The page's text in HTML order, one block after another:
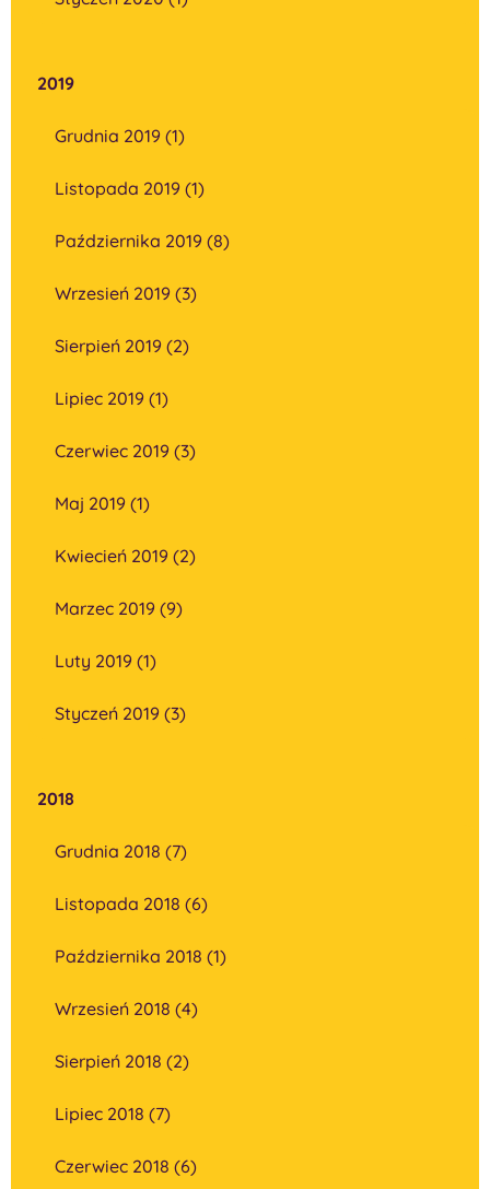
2019
Grudnia 2019 (1)
Listopada 2019 (1)
Października 2019 (8)
Wrzesień 2019 (3)
Sierpień 2019 (2)
Lipiec 2019 (1)
Czerwiec 2019 (3)
Maj 2019 (1)
Kwiecień 2019 (2)
Marzec 2019 (9)
Luty 2019 (1)
Styczeń 2019 (3)
2018
Grudnia 2018 (7)
Listopada 2018 (6)
Października 2018 (1)
Wrzesień 2018 (4)
Sierpień 2018 (2)
Lipiec 2018 (7)
Czerwiec 2018 (6)